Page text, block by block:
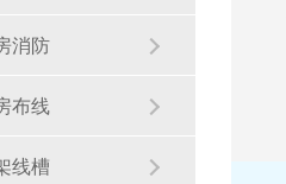
消防
布线
线槽